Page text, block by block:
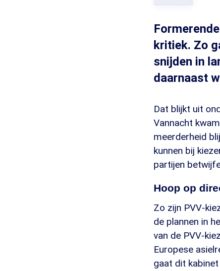
kritiek. Zo
snijden in
daarnaast
Dat blijkt uit
Vannacht
meerderheid
kunnen bij
partijen
Hoop op
Zo zijn PVV-
de plannen in
van de PVV-
Europese
gaat dit